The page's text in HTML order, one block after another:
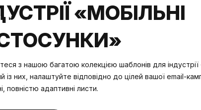
«МОБІЛЬНІ
з нашою багатою колекцією шаблонів для індустрії
із них, налаштуйте відповідно до цілей вашої email-
повністю адаптивні листи.